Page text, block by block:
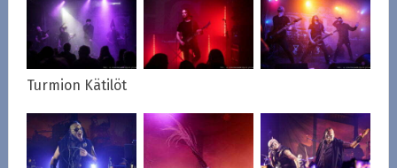
Turmion Kätilöt